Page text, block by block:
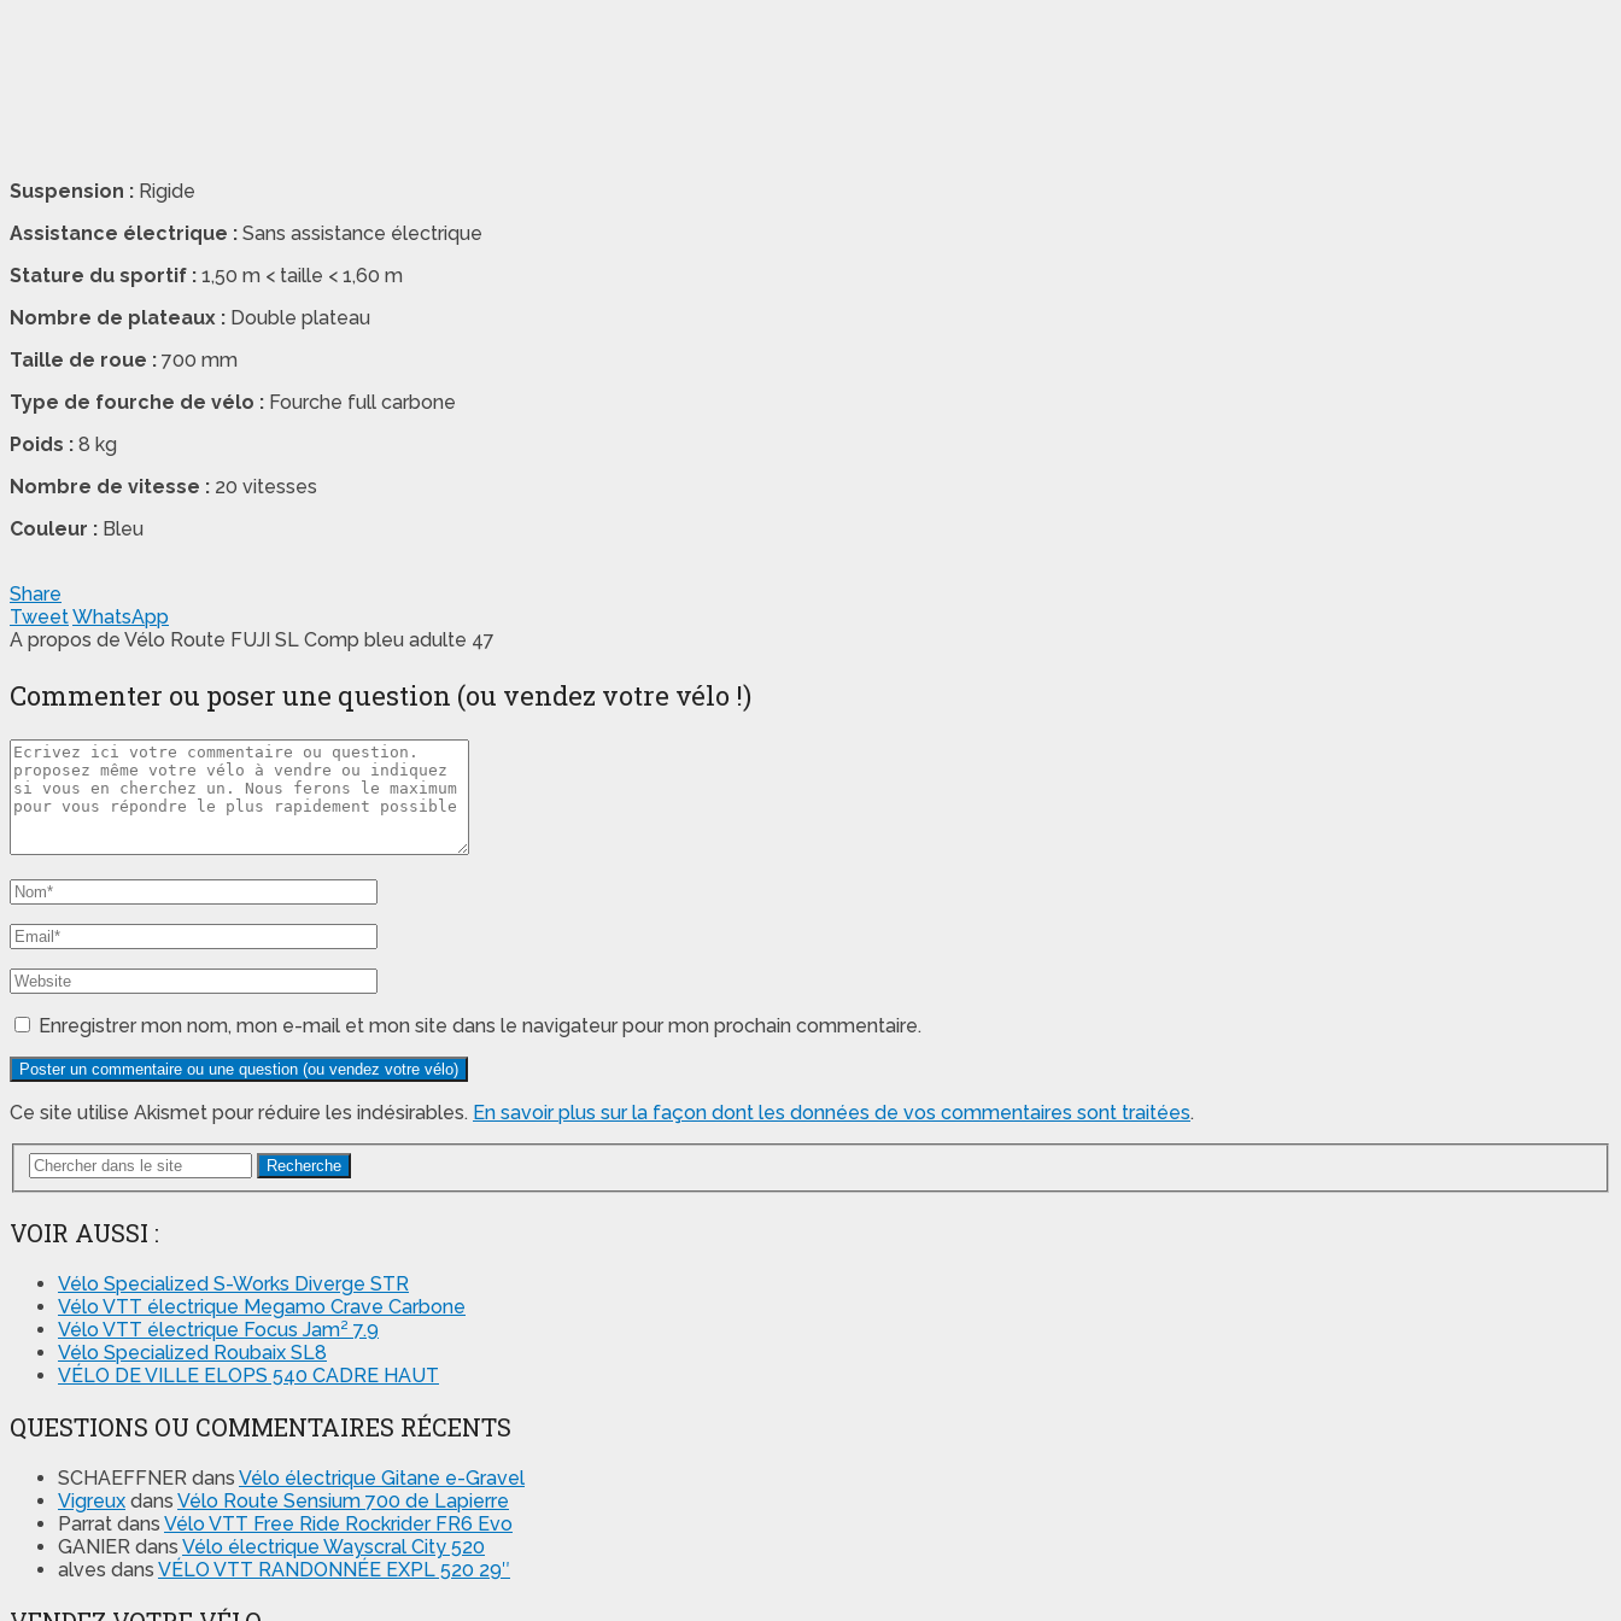
Suspension : Rigide
Assistance électrique : Sans assistance électrique
Stature du sportif : 1,50 m < taille < 1,60 m
Nombre de plateaux : Double plateau
Taille de roue : 700 mm
Type de fourche de vélo : Fourche full carbone
Poids : 8 kg
Nombre de vitesse : 20 vitesses
Couleur : Bleu
Share
TweetWhatsApp
A propos de Vélo Route FUJI SL Comp bleu adulte 47
Commenter ou poser une question (ou vendez votre vélo !)
Enregistrer mon nom, mon e-mail et mon site dans le navigateur pour mon prochain commentaire.
Ce site utilise Akismet pour réduire les indésirables. En savoir plus sur la façon dont les données de vos commentaires sont traitées.
Recherche
VOIR AUSSI :
Vélo Specialized S-Works Diverge STR
Vélo VTT électrique Megamo Crave Carbone
Vélo VTT électrique Focus Jam² 7.9
Vélo Specialized Roubaix SL8
VÉLO DE VILLE ELOPS 540 CADRE HAUT
QUESTIONS OU COMMENTAIRES RÉCENTS
SCHAEFFNER dans Vélo électrique Gitane e-Gravel
Vigreux dans Vélo Route Sensium 700 de Lapierre
Parrat dans Vélo VTT Free Ride Rockrider FR6 Evo
GANIER dans Vélo électrique Wayscral City 520
alves dans VÉLO VTT RANDONNÉE EXPL 520 29″